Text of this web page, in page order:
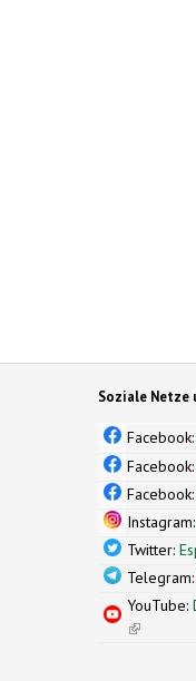
Soziale Netze
Twitter:
YouTube:
(link is